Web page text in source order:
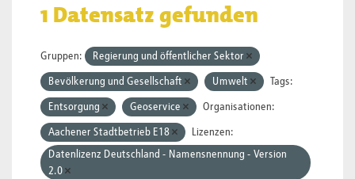
1 Datensatz gefunden
Gruppen: Regierung und öffentlicher Sektor
Bevölkerung und Gesellschaft Umwelt Tags:
Entsorgung Geoservice Organisationen:
Aachener Stadtbetrieb E18
Lizenzen:
Datenlizenz Deutschland - Namensnennung - Version
2.0